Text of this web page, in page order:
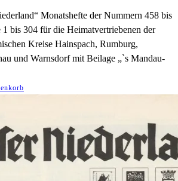
Monatshefte der Nummern 458 bis
1 bis 304 für die Heimatvertriebenen der
Kreise Hainspach, Rumburg,
und Warnsdorf mit Beilage „`s Mandau-